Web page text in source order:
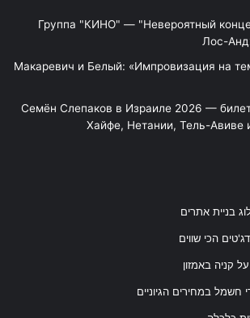
Группа "КИНО" — "Невероятный
Лос-
Макаревич и Белый: «Импровизация на
Семён Слепаков в Израиле 2026 —
Хайфе, Нетании, Тель-Авиве